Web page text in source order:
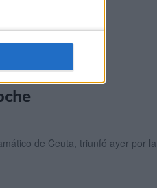
de Ceuta, triunfó ayer por la